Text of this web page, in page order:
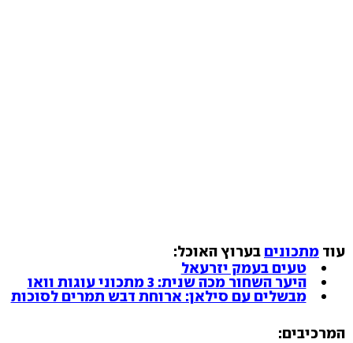
עוד מתכונים בערוץ האוכל:
טעים בעמק יזרעאל
היער השחור מכה שנית: 3 מתכוני עוגות וואו
מבשלים עם סילאן: ארוחת דבש תמרים לסוכות
המרכיבים: